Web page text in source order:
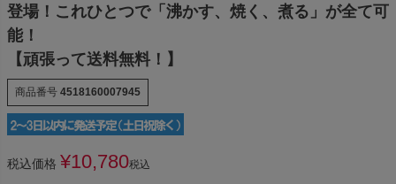
登場！これひとつで「沸かす、焼く、煮る」が全て可
能！
【頑張って送料無料！】
商品番号 4518160007945
税込価格 ¥10,780税込